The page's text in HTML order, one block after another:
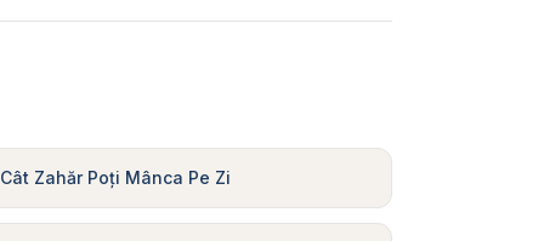
Cât Zahăr Poți Mânca Pe Zi